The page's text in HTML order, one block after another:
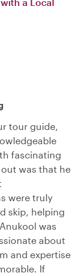
tour guide,
fascinating
was that he
were truly
skip, helping
was
about
and expertise
If